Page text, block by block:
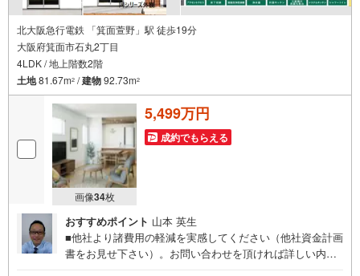
北大阪急行電鉄 「箕面萱野」駅 徒歩19分
大阪府箕面市石丸2丁目
4LDK / 地上階数2階
土地81.67m2 /建物92.73m2
画像34枚
5,499万円
成約でもらえる
おすすめポイント 山本 英生
■他社より諸費用の軽減を実感してください（他社資金計画
書をお見せ下さい）。お問い合わせを頂ければ詳しい内容